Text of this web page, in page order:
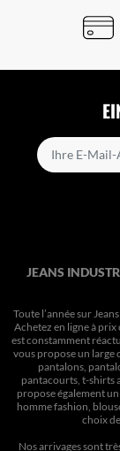
JEANS
Toute l’année sur
Achetez en ligne à prix
est constamment
vous propose un large
pantalons,
pantacourts, t-shirts
propose également
homme fashion,
choix de
Nos arrivages sont